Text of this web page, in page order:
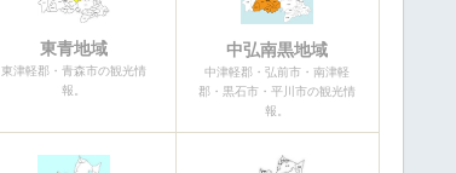
東青地域
東津軽郡・青森市の観光情
報。
中弘南黒地域
中津軽郡・弘前市・南津軽
郡・黒石市・平川市の観光情
報。